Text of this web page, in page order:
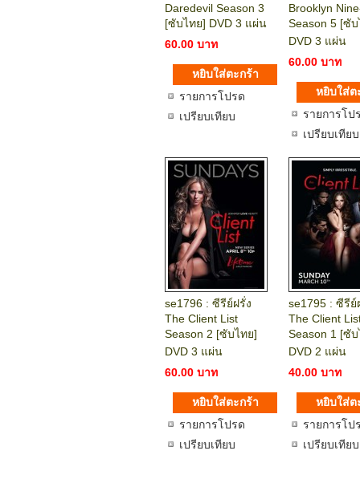
Daredevil Season 3
[ซับไทย] DVD 3 แผ่น
60.00 บาท
รายการโปรด
เปรียบเทียบ
Brooklyn
Season 5 [ซั
DVD 3 แผ่น
60.00 บาท
รายการโป
เปรียบเทียบ
se1796 : ซีรีย์ฝรั่ง
The Client List
Season 2 [ซับไทย]
DVD 3 แผ่น
60.00 บาท
รายการโปรด
เปรียบเทียบ
se1795 : ซีรีย์
The Client
Season 1 [ซั
DVD 2 แผ่น
40.00 บาท
รายการโป
เปรียบเทียบ